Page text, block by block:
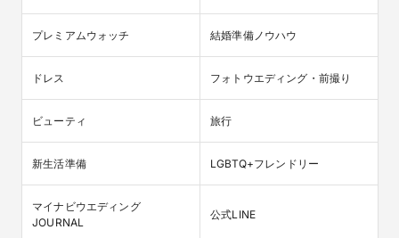
プレミアムウォッチ 結婚準備ノウハウ
ドレス フォトウエディング・前撮り
ビューティ 旅行
新生活準備 LGBTQ+フレンドリー
マイナビウエディング
JOURNAL
公式LINE